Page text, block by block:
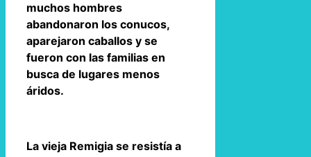
muchos hombres
abandonaron los conucos,
aparejaron caballos y se
fueron con las familias en
busca de lugares menos
áridos.
La vieja Remigia se resistía a